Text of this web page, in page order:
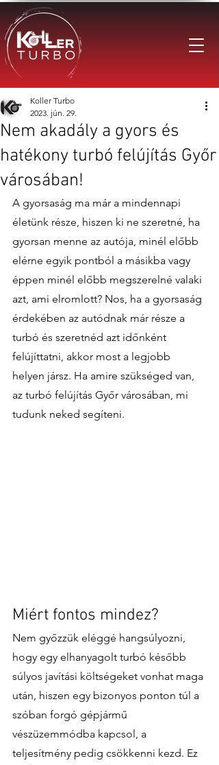
Nem akadály a gyors és
hatékony turbó felújítás Győr
városában!
Koller Turbo
2023. jún. 29.
A gyorsaság ma már a mindennapi
életünk része, hiszen ki ne szeretné, ha
gyorsan menne az autója, minél előbb
elérne egyik pontból a másikba vagy
éppen minél előbb megszerelné valaki
azt, ami elromlott? Nos, ha a gyorsaság
érdekében az autódnak már része a
turbó és szeretnéd azt időnként
felújíttatni, akkor most a legjobb
helyen jársz. Ha amire szükséged van,
az turbó felújítás Győr városában, mi
tudunk neked segíteni.
Miért fontos mindez?
Nem győzzük eléggé hangsúlyozni,
hogy egy elhanyagolt turbó később
súlyos javítási költségeket vonhat maga
után, hiszen egy bizonyos ponton túl a
szóban forgó gépjármű
vészüzemmódba kapcsol, a
teljesítmény pedig csökkenni kezd. Ez